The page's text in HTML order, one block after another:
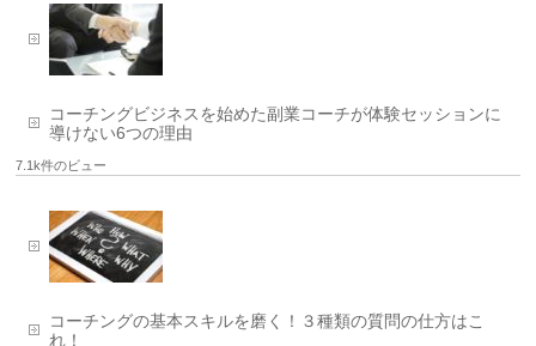
コーチングビジネスを始めた副業コーチが体験セッションに
導けない6つの理由
7.1k件のビュー
コーチングの基本スキルを磨く！３種類の質問の仕方はこ
れ！